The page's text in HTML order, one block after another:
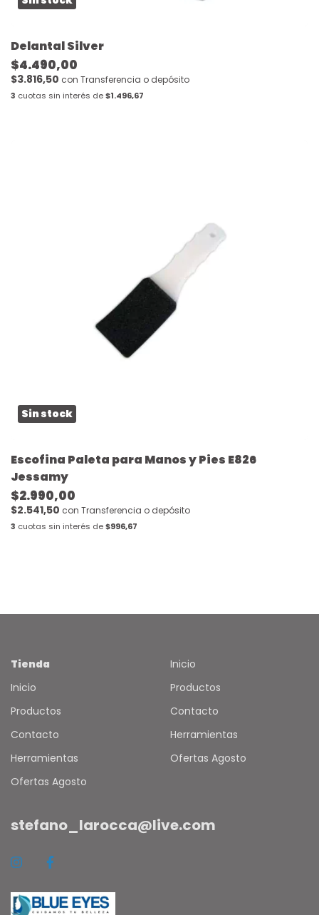
Delantal Silver
$4.490,00
$3.816,50 con Transferencia o depósito
3 cuotas sin interés de$1.496,67
Sin stock
Escofina Paleta para Manos y Pies E826
Jessamy
$2.990,00
$2.541,50 con Transferencia o depósito
3 cuotas sin interés de$996,67
Tienda
Inicio
Productos
Contacto
Herramientas
Ofertas Agosto
Inicio
Productos
Contacto
Herramientas
Ofertas Agosto
stefano_larocca@live.com